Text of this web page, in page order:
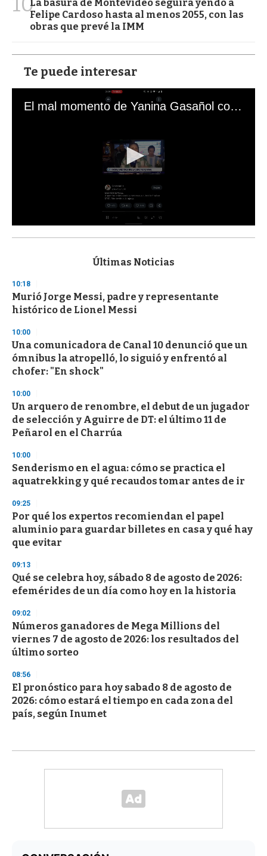
La basura de Montevideo seguirá yendo a
Felipe Cardoso hasta al menos 2055, con las
obras que prevé la IMM
Te puede interesar
El mal momento de Yanina Gasañol con un hincha argentino en "Subrayado"
s
d
s
o
f
3
s
e
c
o
d
s
Últimas Noticias
10:18
Murió Jorge Messi, padre y representante
histórico de Lionel Messi
10:00
Una comunicadora de Canal 10 denunció que un
ómnibus la atropelló, lo siguió y enfrentó al
chofer: "En shock"
10:00
Un arquero de renombre, el debut de un jugador
de selección y Aguirre de DT: el último 11 de
Peñarol en el Charrúa
10:00
Senderismo en el agua: cómo se practica el
aquatrekking y qué recaudos tomar antes de ir
09:25
Por qué los expertos recomiendan el papel
aluminio para guardar billetes en casa y qué hay
que evitar
09:13
Qué se celebra hoy, sábado 8 de agosto de 2026:
efemérides de un día como hoy en la historia
09:02
Números ganadores de Mega Millions del
viernes 7 de agosto de 2026: los resultados del
último sorteo
08:56
El pronóstico para hoy sabado 8 de agosto de
2026: cómo estará el tiempo en cada zona del
país, según Inumet